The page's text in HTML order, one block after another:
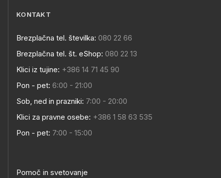
KONTAKT
Brezplačna tel. številka: 080 22 66
Brezplačna tel. št. eShop: 080 22 13
Klici iz tujine: +386 14 71 45 90
Pon - pet: 6:00 - 21:00
Sob, ned in prazniki: 7:00 - 20:00
Klici za pravne osebe: +386 1 58 63 535
Pon - pet: 7:00 - 15:00
Pomoč in svetovanje